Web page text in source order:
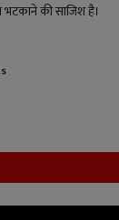
भटकाने की साजिश है।